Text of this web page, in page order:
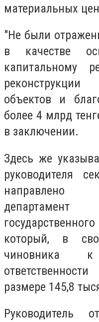
материальных
"Не были
в качестве
капитальному
объектов и
более 4 млрд
в заключении.
Здесь же
руководителя
направлено
который, в
чиновника к
размере 145,8
Руководитель